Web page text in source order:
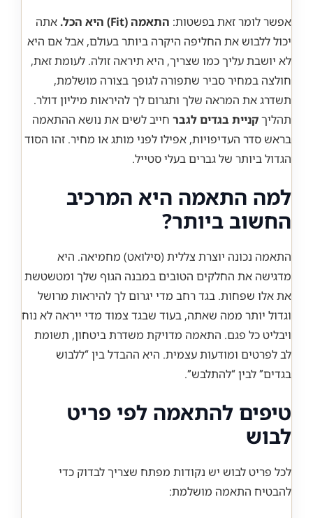
אפשר לומר זאת בפשטות: התאמה (Fit) היא הכל.
אתה
יכול ללבוש את החליפה היקרה ביותר בעולם, אבל אם היא
לא יושבת עליך כמו שצריך, היא תיראה זולה. לעומת זאת,
חולצה במחיר סביר שתפורה לגופך בצורה מושלמת,
תשדרג את המראה שלך ותגרום לך להיראות מיליון דולר.
תהליךקניית בגדים לגבר חייב לשים את נושא ההתאמה
בראש סדר העדיפויות, אפילו לפני מותג או מחיר. זהו הסוד
הגדול ביותר של גברים בעלי סטייל.
למה התאמה היא המרכיב
החשוב ביותר?
התאמה נכונה יוצרת צללית (סילואט) מחמיאה. היא
מדגישה את החלקים הטובים במבנה הגוף שלך ומטשטשת
את אלו שפחות. בגד רחב מדי יגרום לך להיראות מרושל
וגדול יותר ממה שאתה, בעוד שבגד צמוד מדי ייראה לא נוח
ויבליט כל פגם. התאמה מדויקת משדרת ביטחון, תשומת
לב לפרטים ומודעות עצמית. היא ההבדל בין “ללבוש
בגדים” לבין “להתלבש”.
טיפים להתאמה לפי פריט
לבוש
לכל פריט לבוש יש נקודות מפתח שצריך לבדוק כדי
להבטיח התאמה מושלמת: